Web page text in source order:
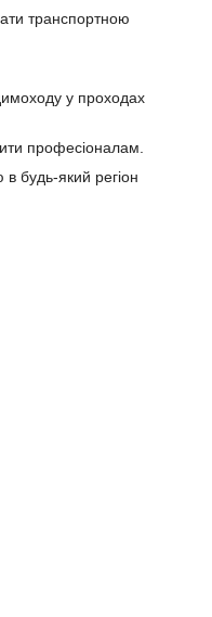
транспортною
у проходах
професіоналам.
будь-який регіон